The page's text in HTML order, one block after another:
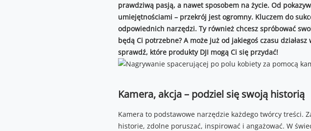
prawdziwą pasją, a nawet sposobem na życie. Od
umiejętnościami – przekrój jest ogromny. Kluczem do
odpowiednich narzędzi. Ty również chcesz spróbować
będą Ci potrzebne? A może już od jakiegoś czasu
sprawdź, które produkty DJI mogą Ci się przydać!
Kamera, akcja – podziel się swoją historią
Kamera to podstawowe narzędzie każdego twórcy treści.
historie, zdolne poruszać, inspirować i angażować. W